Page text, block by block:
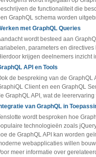
de functionaliteit die
GraphQL schema worden
met GraphQL Queries
wordt besteed aan
parameters en
krijgen deelnemers inzicht
API en Tools
de bespreking van de
Client en een GraphQL
GraphQL API, wat de leerervaring
van GraphQL in
wordt besproken hoe
technologieën zoals
de GraphQL API kan worden
webapplicaties willen
meer informatie over